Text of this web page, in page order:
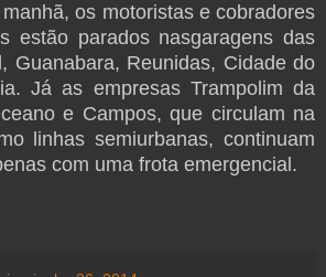
os motoristas e cobradores
estão parados nasgaragens das
Guanabara, Reunidas, Cidade do
Já as empresas Trampolim da
e Campos, que circulam na
linhas semiurbanas, continuam
com uma frota emergencial.